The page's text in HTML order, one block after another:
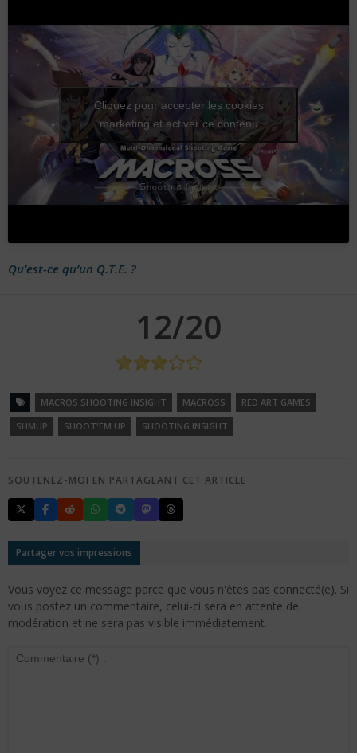
Cliquez pour accepter les cookies
marketing et activer ce contenu
Qu’est-ce qu’un Q.T.E. ?
12/20
MACROS SHOOTING INSIGHT MACROSS
RED ART GAMES
SHMUP
SHOOT'EM UP SHOOTING INSIGHT
SOUTENEZ-MOI EN PARTAGEANT CET ARTICLE
Partager vos impressions
Vous voyez ce message parce que vous n'êtes pas connecté(e). Si
vous postez un commentaire, celui-ci sera en attente de
modération et ne sera pas visible immédiatement.